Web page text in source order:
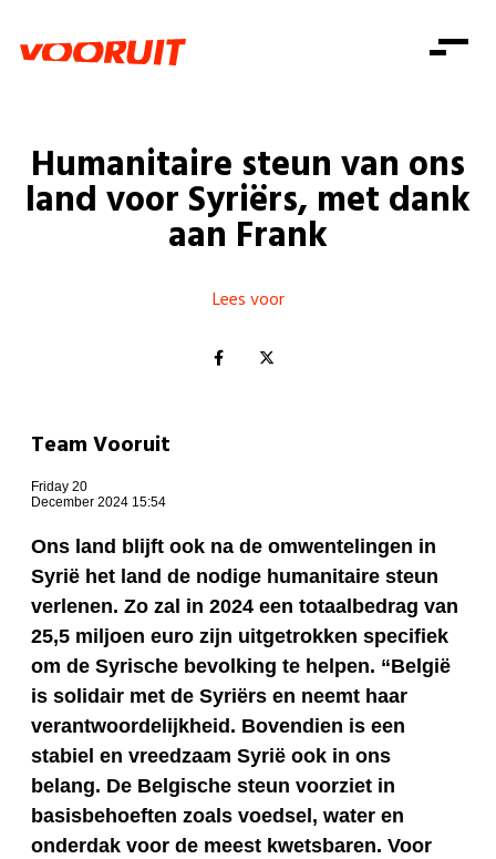
Zorg
Gelijke kansen
Consumentenbescherming
Pensioenen
Onze mensen
Standpunten
Doe mee
Doe mee
Word lid
Mis niets
Shop
Doe mee
Humanitaire steun van ons
land voor Syriërs, met dank
aan Frank
Lees voor
Team Vooruit
Friday 20
December 2024 15:54
Ons land blijft ook na de omwentelingen in
Syrië het land de nodige humanitaire steun
verlenen. Zo zal in 2024 een totaalbedrag van
25,5 miljoen euro zijn uitgetrokken specifiek
om de Syrische bevolking te helpen. “België
is solidair met de Syriërs en neemt haar
verantwoordelijkheid. Bovendien is een
stabiel en vreedzaam Syrië ook in ons
belang. De Belgische steun voorziet in
basisbehoeften zoals voedsel, water en
onderdak voor de meest kwetsbaren. Voor